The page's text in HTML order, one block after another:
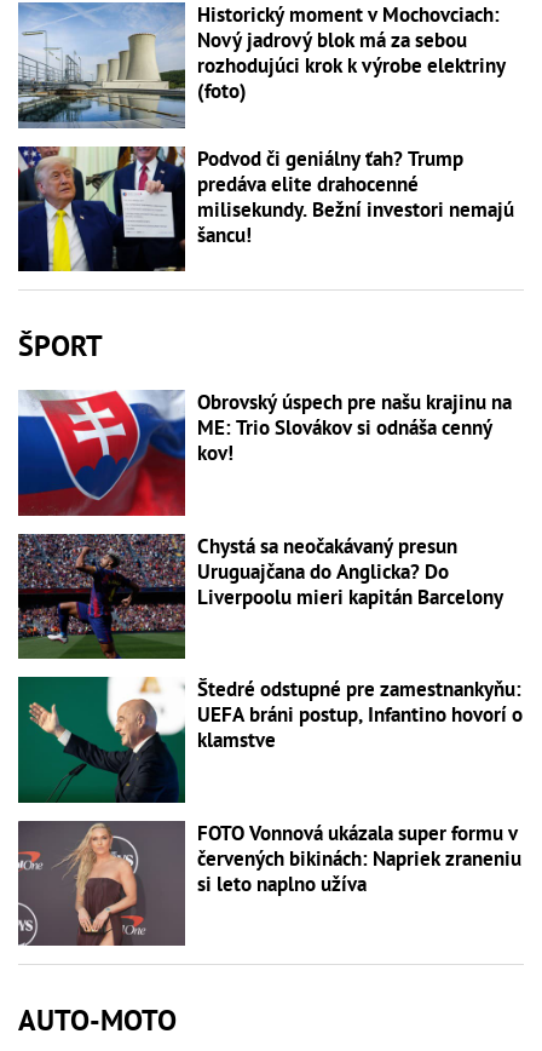
Historický moment v Mochovciach:
Nový jadrový blok má za sebou
rozhodujúci krok k výrobe elektriny
(foto)
Podvod či geniálny ťah? Trump
predáva elite drahocenné
milisekundy. Bežní investori nemajú
šancu!
ŠPORT
Obrovský úspech pre našu krajinu na
ME: Trio Slovákov si odnáša cenný
kov!
Chystá sa neočakávaný presun
Uruguajčana do Anglicka? Do
Liverpoolu mieri kapitán Barcelony
Štedré odstupné pre zamestnankyňu:
UEFA bráni postup, Infantino hovorí o
klamstve
FOTO Vonnová ukázala super formu v
červených bikinách: Napriek zraneniu
si leto naplno užíva
AUTO-MOTO